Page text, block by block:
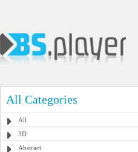
All Categories
All
3D
Abstract